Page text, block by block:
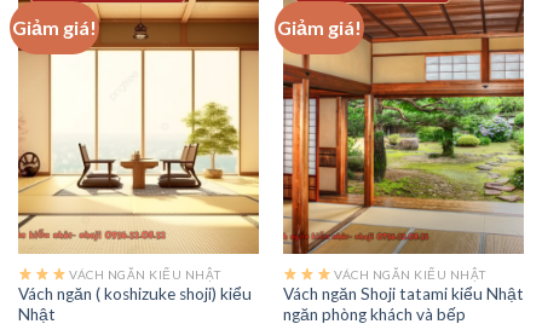
Giảm giá!
VÁCH NGĂN KIỂU NHẬT
Vách ngăn ( koshizuke shoji) kiểu
Nhật
Giảm giá!
VÁCH NGĂN KIỂU NHẬT
Vách ngăn Shoji tatami kiểu Nhật
ngăn phòng khách và bếp